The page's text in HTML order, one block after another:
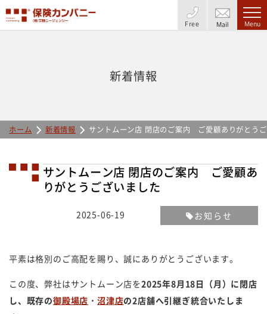
Free Mail Menu
新着情報
ホーム 新着情報 サントムーン店 閉店のご案内 ご愛顧ありがとう
サントムーン店 閉店のご案内 ご愛顧あ
りがとうございました
2025-06-19 お知らせ
平素は格別のご高配を賜り、誠にありがとうございます。
この度、弊社はサントムーン店を2025年8月18日（月）に閉店
し、既存の御殿場店 ・沼津店の2店舗へ引継ぎ統合いたしま